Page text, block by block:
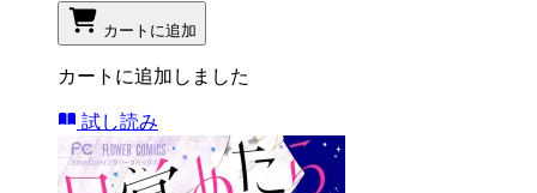
カートに追加
カートに追加しました
試し読み